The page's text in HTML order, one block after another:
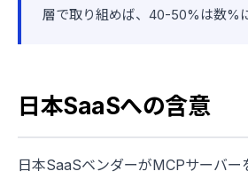
層で取り組めば、40-50%は数%
日本SaaSへの含意
日本SaaSベンダーがMCPサーバー